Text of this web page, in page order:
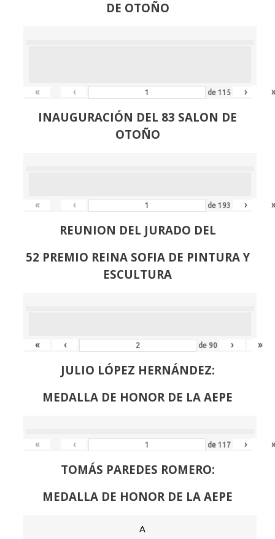
DE OTOÑO
« ‹ de115 ›
INAUGURACIÓN DEL 83 SALON DE
OTOÑO
« ‹ de193 ›
REUNION DEL JURADO DEL
52 PREMIO REINA SOFIA DE PINTURA Y
ESCULTURA
« ‹ de 90 › »
JULIO LÓPEZ HERNÁNDEZ:
MEDALLA DE HONOR DE LA AEPE
« ‹ de117 ›
TOMÁS PAREDES ROMERO:
MEDALLA DE HONOR DE LA AEPE
A